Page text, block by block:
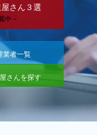
さん３選
中－
業者一覧
さんを探す